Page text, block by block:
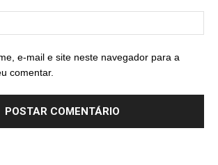
e-mail e site neste navegador para a
comentar.